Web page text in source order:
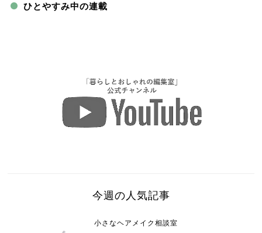
ひとやすみ中の連載
今週の人気記事
小さなヘアメイク相談室